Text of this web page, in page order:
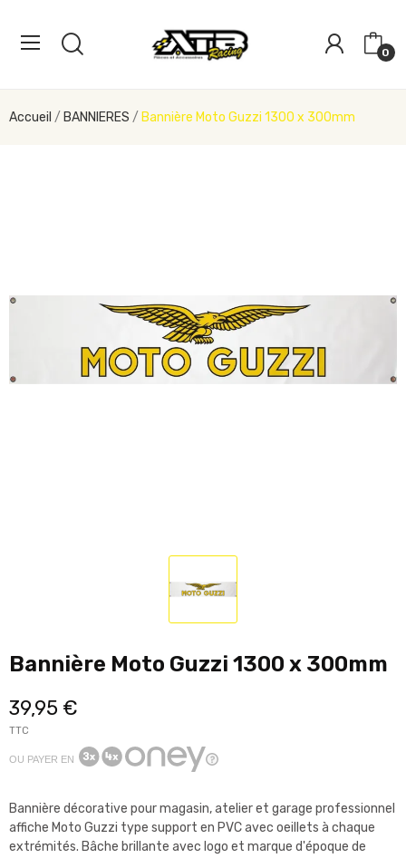
0
Accueil BANNIERES Bannière Moto Guzzi 1300 x 300mm
Bannière Moto Guzzi 1300 x 300mm
39,95 €
TTC
OU PAYER EN
Bannière décorative pour magasin, atelier et garage professionnel
affiche Moto Guzzi type support en PVC avec oeillets à chaque
extrémités. Bâche brillante avec logo et marque d'époque de